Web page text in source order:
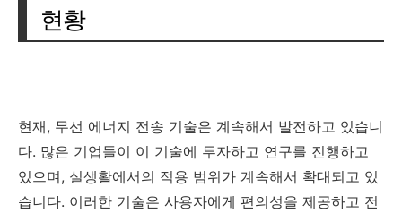
현황
현재, 무선 에너지 전송 기술은 계속해서 발전하고 있습니
다. 많은 기업들이 이 기술에 투자하고 연구를 진행하고
있으며, 실생활에서의 적용 범위가 계속해서 확대되고 있
습니다. 이러한 기술은 사용자에게 편의성을 제공하고 전